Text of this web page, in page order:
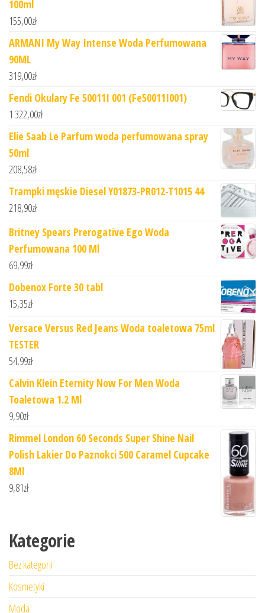
100ml
155,00zł
ARMANI My Way Intense Woda Perfumowana
90ML
319,00zł
Fendi Okulary Fe 50011I 001 (Fe50011I001)
1 322,00zł
Elie Saab Le Parfum woda perfumowana spray
50ml
208,58zł
Trampki męskie Diesel Y01873-PR012-T1015 44
218,90zł
Britney Spears Prerogative Ego Woda
Perfumowana 100 Ml
69,99zł
Dobenox Forte 30 tabl
15,35zł
Versace Versus Red Jeans Woda toaletowa 75ml
TESTER
54,99zł
Calvin Klein Eternity Now For Men Woda
Toaletowa 1.2 Ml
9,90zł
Rimmel London 60 Seconds Super Shine Nail
Polish Lakier Do Paznokci 500 Caramel Cupcake
8Ml
9,81zł
Kategorie
Bez kategorii
Kosmetyki
Moda